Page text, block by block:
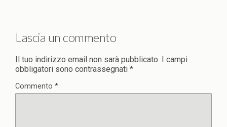
Lascia un commento
Il tuo indirizzo email non sarà pubblicato. I campi
obbligatori sono contrassegnati *
Commento *